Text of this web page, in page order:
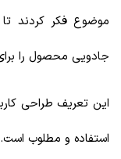
موضوع فکر کردند تا
جادویی محصول را
این تعریف طراحی
استفاده و مطلوب است.